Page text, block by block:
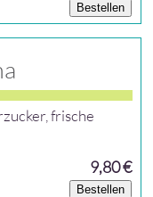
Bestellen
frische
9,80 €
Bestellen